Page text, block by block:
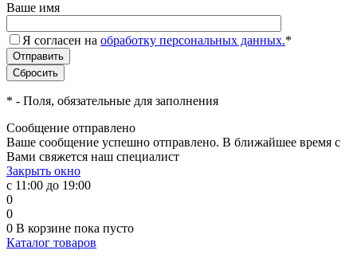
Ваше имя
Я согласен на обработку персональных данных.*
* - Поля, обязательные для заполнения
Сообщение отправлено
Ваше сообщение успешно отправлено. В ближайшее время с
Вами свяжется наш специалист
Закрыть окно
с 11:00 до 19:00
0
0
0 В корзине пока пусто
Каталог товаров